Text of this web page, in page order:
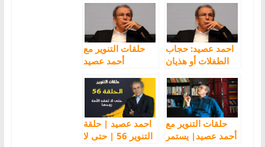
احمد عصيد: حجاب
الطفلات أو هذيان
حلقات التنوير مع
أحمد عصيد
والفقهاء
حلقات التنوير مع
أحمد عصيد| يستمر
احمد عصيد | حلقة
التنوير 56 | حتى لا